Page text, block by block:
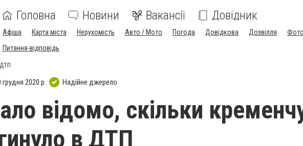
Головна Новини Вакансії Довідник
Афіша Карта міста Нерухомість Авто / Мото Погода Довідкова Дозвілля
Питання-відповідь
2020 р. Надійне джерело
відомо, скільки
в ДТП